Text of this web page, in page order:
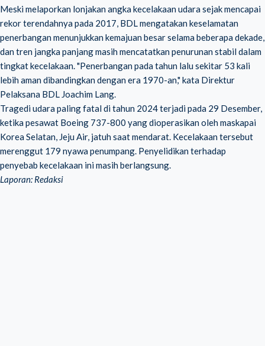
Meski melaporkan lonjakan angka kecelakaan udara sejak mencapai
rekor terendahnya pada 2017, BDL mengatakan keselamatan
penerbangan menunjukkan kemajuan besar selama beberapa dekade,
dan tren jangka panjang masih mencatatkan penurunan stabil dalam
tingkat kecelakaan. "Penerbangan pada tahun lalu sekitar 53 kali
lebih aman dibandingkan dengan era 1970-an," kata Direktur
Pelaksana BDL Joachim Lang.
Tragedi udara paling fatal di tahun 2024 terjadi pada 29 Desember,
ketika pesawat Boeing 737-800 yang dioperasikan oleh maskapai
Korea Selatan, Jeju Air, jatuh saat mendarat. Kecelakaan tersebut
merenggut 179 nyawa penumpang. Penyelidikan terhadap
penyebab kecelakaan ini masih berlangsung.
Laporan: Redaksi